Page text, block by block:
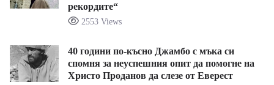
рекордите“
2553 Views
40 години по-късно Джамбо с мъка си
спомня за неуспешния опит да помогне на
Христо Проданов да слезе от Еверест